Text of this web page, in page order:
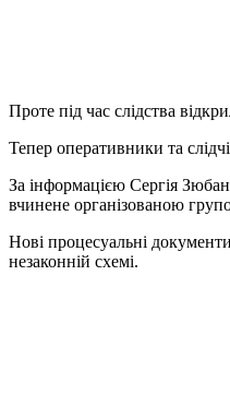
Проте під час слідства
Тепер оперативники та
За інформацією Сергія
вчинене організованою
Нові процесуальні
незаконній схемі.